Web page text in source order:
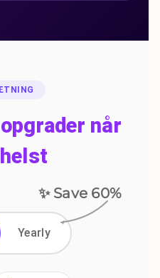
opgrader når
✨ Save 60%
Yearly